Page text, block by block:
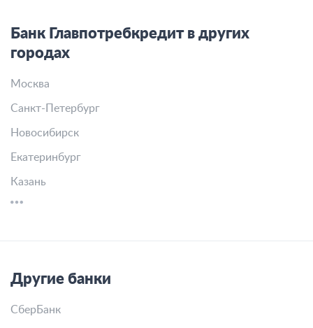
Банк Главпотребкредит в других
городах
Москва
Санкт-Петербург
Новосибирск
Екатеринбург
Казань
Другие банки
СберБанк